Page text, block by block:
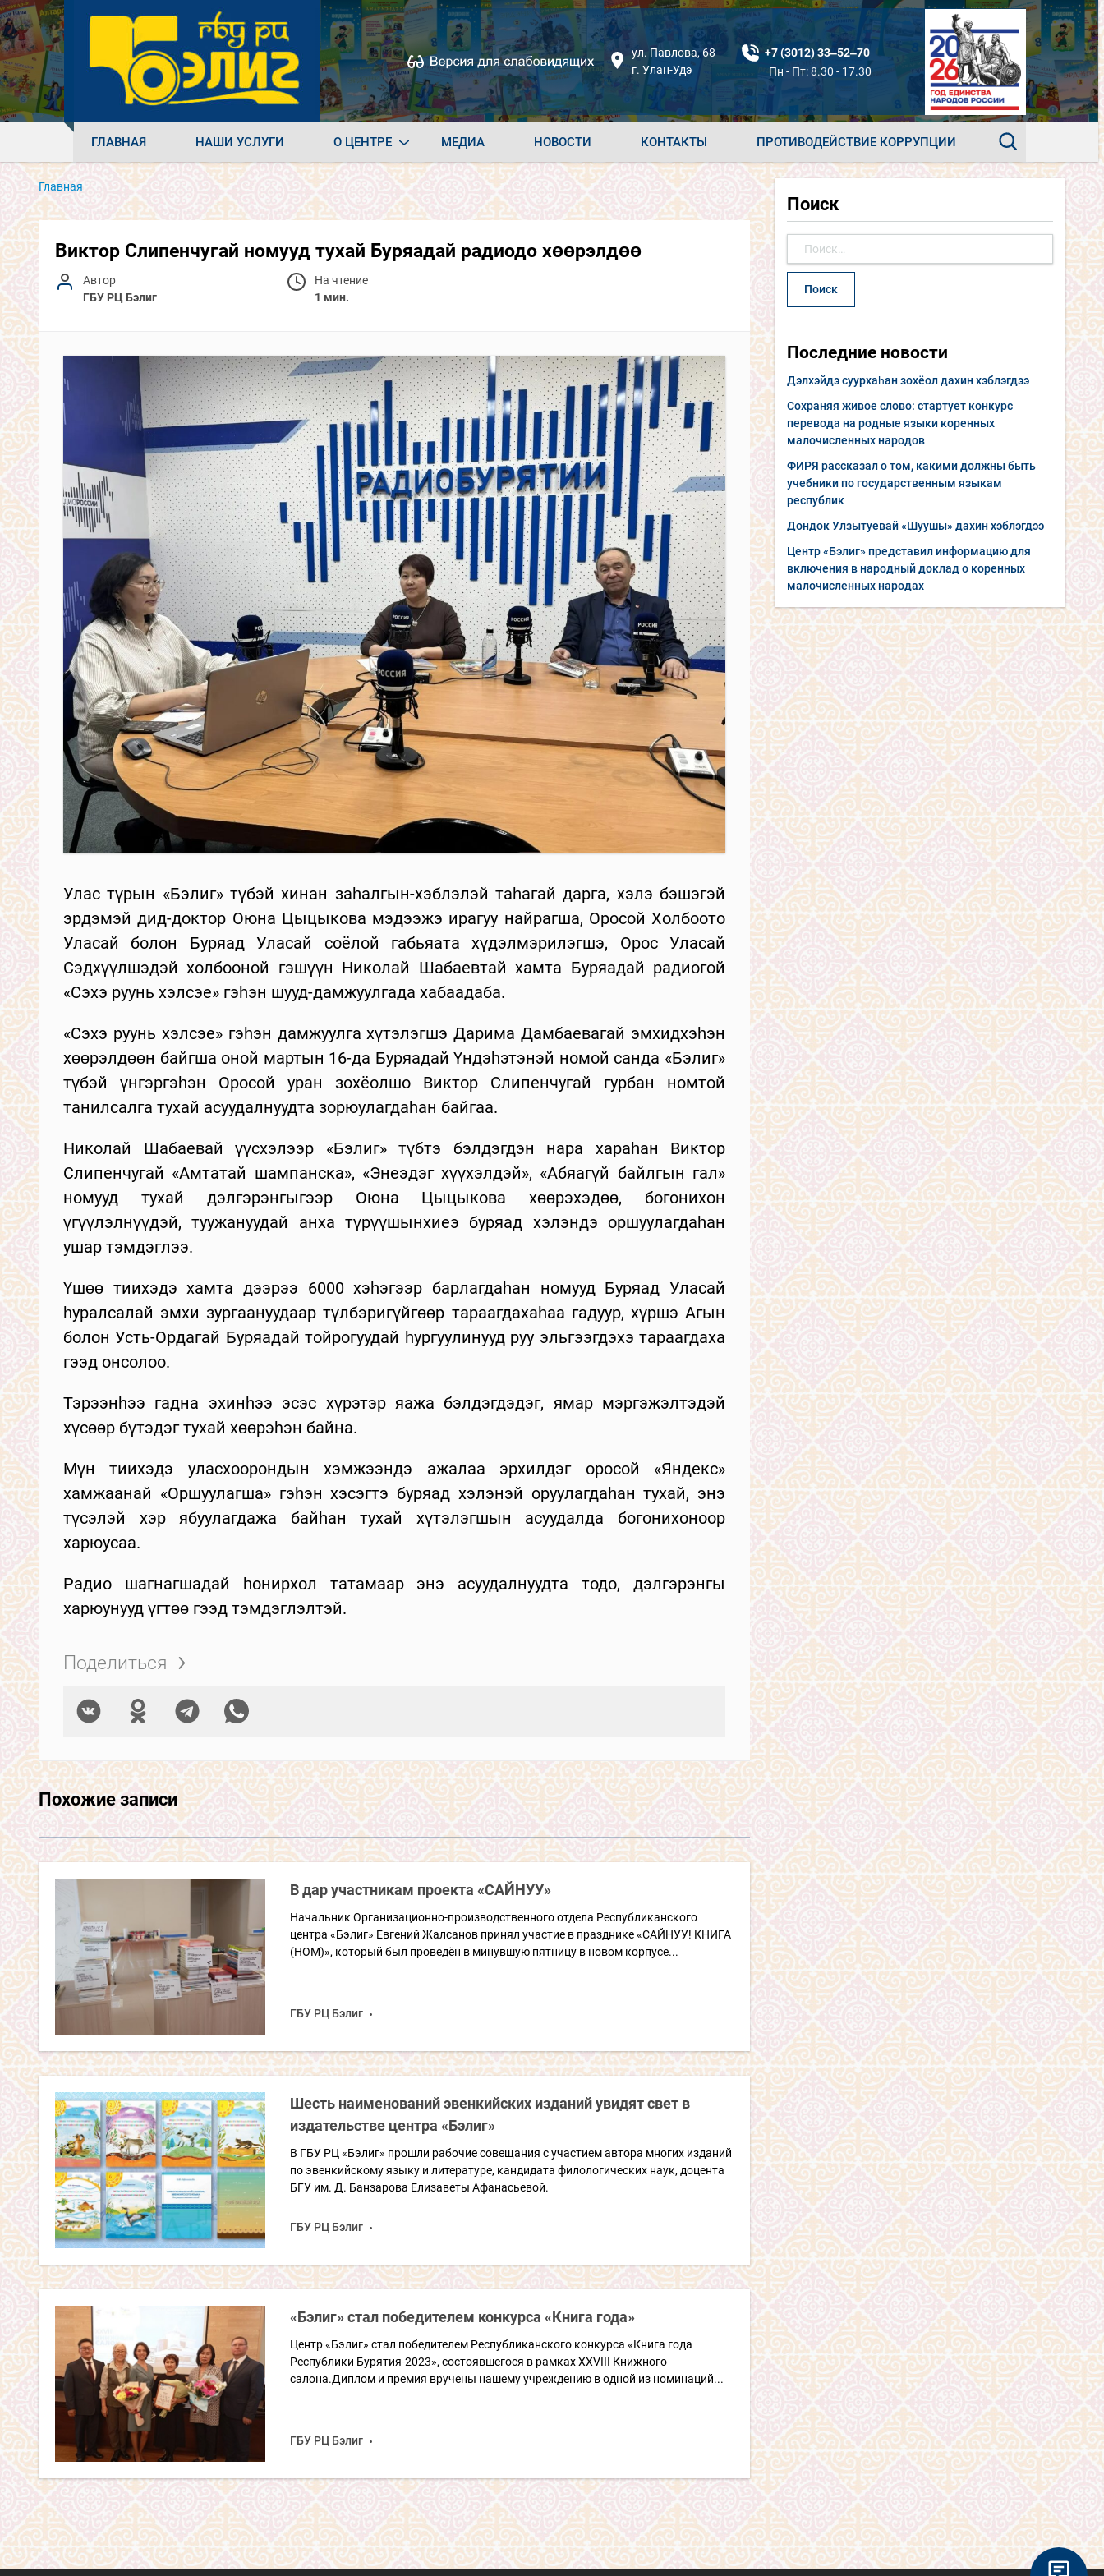
ул. Павлова, 68
г. Улан-Удэ
+7 (3012) 33‒52‒70
Пн - Пт: 8.30 - 17.30
ГЛАВНАЯ НАШИ УСЛУГИ О ЦЕНТРЕ МЕДИА НОВОСТИ КОНТАКТЫ ПРОТИВОДЕЙСТВИЕ КОРРУПЦИИ
Главная
Виктор Слипенчугай номууд тухай Буряадай радиодо хөөрэлдөө
Автор
ГБУ РЦ Бэлиг
На чтение
1 мин.
Улас түрын «Бэлиг» түбэй хинан заһалгын-хэблэлэй таһагай дарга, хэлэ бэшэгэй
эрдэмэй дид-доктор Оюна Цыцыкова мэдээжэ ирагуу найрагша, Оросой Холбоото
Уласай болон Буряад Уласай соёлой габьяата хүдэлмэрилэгшэ, Орос Уласай
Сэдхүүлшэдэй холбооной гэшүүн Николай Шабаевтай хамта Буряадай радиогой
«Cэхэ руунь хэлсэе» гэһэн шууд-дамжуулгада хабаадаба.
«Сэхэ руунь хэлсэе» гэһэн дамжуулга хүтэлэгшэ Дарима Дамбаевагай эмхидхэһэн
хөөрэлдөөн байгша оной мартын 16-да Буряадай Үндэһэтэнэй номой санда «Бэлиг»
түбэй үнгэргэһэн Оросой уран зохёолшо Виктор Слипенчугай гурбан номтой
танилсалга тухай асуудалнуудта зорюулагдаһан байгаа.
Николай Шабаевай үүсхэлээр «Бэлиг» түбтэ бэлдэгдэн нара хараһан Виктор
Слипенчугай «Амтатай шампанска», «Энеэдэг хүүхэлдэй», «Абяагүй байлгын гал»
номууд тухай дэлгэрэнгыгээр Оюна Цыцыкова хөөрэхэдөө, богонихон
үгүүлэлнүүдэй, туужануудай анха түрүүшынхиеэ буряад хэлэндэ оршуулагдаһан
ушар тэмдэглээ.
Үшөө тиихэдэ хамта дээрээ 6000 хэһэгээр барлагдаһан номууд Буряад Уласай
һуралсалай эмхи зургаануудаар түлбэригүйгөөр тараагдахаһаа гадуур, хүршэ Агын
болон Усть-Ордагай Буряадай тойрогуудай һургуулинууд руу эльгээгдэхэ тараагдаха
гээд онсолоо.
Тэрээнһээ гадна эхинһээ эсэс хүрэтэр яажа бэлдэгдэдэг, ямар мэргэжэлтэдэй
хүсөөр бүтэдэг тухай хөөрэhэн байна.
Мүн тиихэдэ уласхоорондын хэмжээндэ ажалаа эрхилдэг оросой «Яндекс»
хамжаанай «Оршуулагша» гэһэн хэсэгтэ буряад хэлэнэй оруулагдаһан тухай, энэ
түсэлэй хэр ябуулагдажа байһан тухай хүтэлэгшын асуудалда богонихоноор
харюусаа.
Радио шагнагшадай һонирхол татамаар энэ асуудалнуудта тодо, дэлгэрэнгы
харюунууд үгтөө гээд тэмдэглэлтэй.
Поделиться
Похожие записи
В дар участникам проекта «САЙНУУ»
Начальник Организационно-производственного отдела Республиканского
центра «Бэлиг» Евгений Жалсанов принял участие в празднике «САЙНУУ! КНИГА
(НОМ)», который был проведён в минувшую пятницу в новом корпусе...
ГБУ РЦ Бэлиг
Шесть наименований эвенкийских изданий увидят свет в
издательстве центра «Бэлиг»
В ГБУ РЦ «Бэлиг» прошли рабочие совещания с участием автора многих изданий
по эвенкийскому языку и литературе, кандидата филологических наук, доцента
БГУ им. Д. Банзарова Елизаветы Афанасьевой.
ГБУ РЦ Бэлиг
«Бэлиг» стал победителем конкурса «Книга года»
Центр «Бэлиг» стал победителем Республиканского конкурса «Книга года
Республики Бурятия-2023», состоявшегося в рамках XXVIII Книжного
салона.Диплом и премия вручены нашему учреждению в одной из номинаций...
ГБУ РЦ Бэлиг
Поиск
Последние новости
Дэлхэйдэ суурхаһан зохёол дахин хэблэгдээ
Сохраняя живое слово: стартует конкурс
перевода на родные языки коренных
малочисленных народов
ФИРЯ рассказал о том, какими должны быть
учебники по государственным языкам
республик
Дондок Улзытуевай «Шуушы» дахин хэблэгдээ
Центр «Бэлиг» представил информацию для
включения в народный доклад о коренных
малочисленных народах